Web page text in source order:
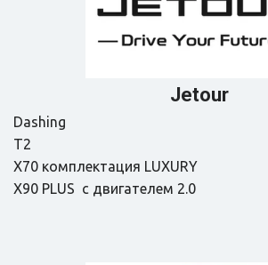
Jetour
Dаshing
Т2
Х70 комплектация LUХURY
X90 PLUS  с двигателем 2.0